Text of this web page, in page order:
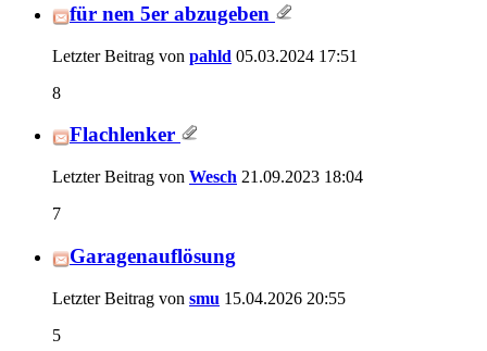
für nen 5er abzugeben
Letzter Beitrag von pahld 05.03.2024 17:51
8
Flachlenker
Letzter Beitrag von Wesch 21.09.2023 18:04
7
Garagenauflösung
Letzter Beitrag von smu 15.04.2026 20:55
5